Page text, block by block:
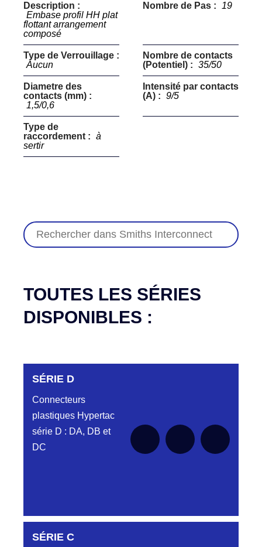
Description :
Embase profil HH plat
flottant arrangement
composé
Nombre de Pas : 19
Type de Verrouillage :
Aucun
Nombre de contacts
(Potentiel) : 35/50
Diametre des
contacts (mm) :
1,5/0,6
Intensité par contacts
(A) : 9/5
Type de
raccordement : à
sertir
TOUTES LES SÉRIES
DISPONIBLES :
SÉRIE D
Connecteurs
plastiques Hypertac
série D : DA, DB et
DC
DC6122340N
D03EC612MT CONNECTEUR NOIR
SÉRIE C